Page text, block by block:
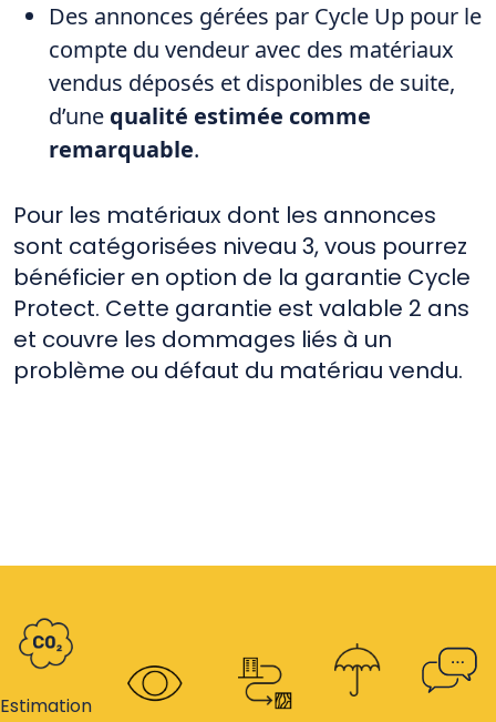
Des annonces gérées par Cycle Up pour le
compte du vendeur avec des matériaux
vendus déposés et disponibles de suite,
d’une qualité estimée comme
remarquable.
Pour les matériaux dont les annonces
sont catégorisées niveau 3, vous pourrez
bénéficier en option de la garantie Cycle
Protect. Cette garantie est valable 2 ans
et couvre les dommages liés à un
problème ou défaut du matériau vendu.
Estimation